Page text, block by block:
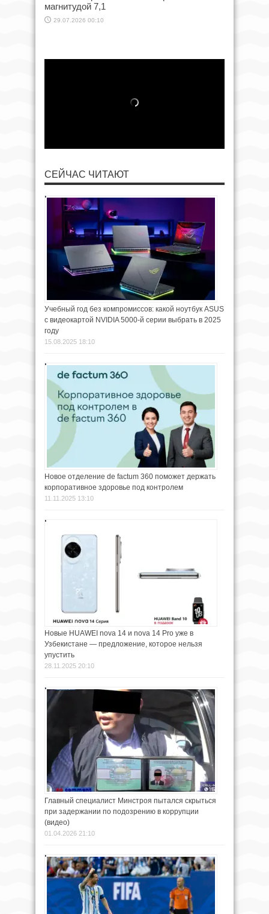
магнитудой 7,1
29.07.2026 00:10
СЕЙЧАС ЧИТАЮТ
Учебный год без компромиссов: какой ноутбук ASUS
с видеокартой NVIDIA 5000-й серии выбрать в 2025
году
15.08.2025 18:10
Новое отделение de factum 360 поможет держать
корпоративное здоровье под контролем
11.11.2025 13:10
Новые HUAWEI nova 14 и nova 14 Pro уже в
Узбекистане — предложение, которое нельзя
упустить
28.11.2025 20:10
Главный специалист Минстроя пытался скрыться
при задержании по подозрению в коррупции
(видео)
01.04.2026 21:10